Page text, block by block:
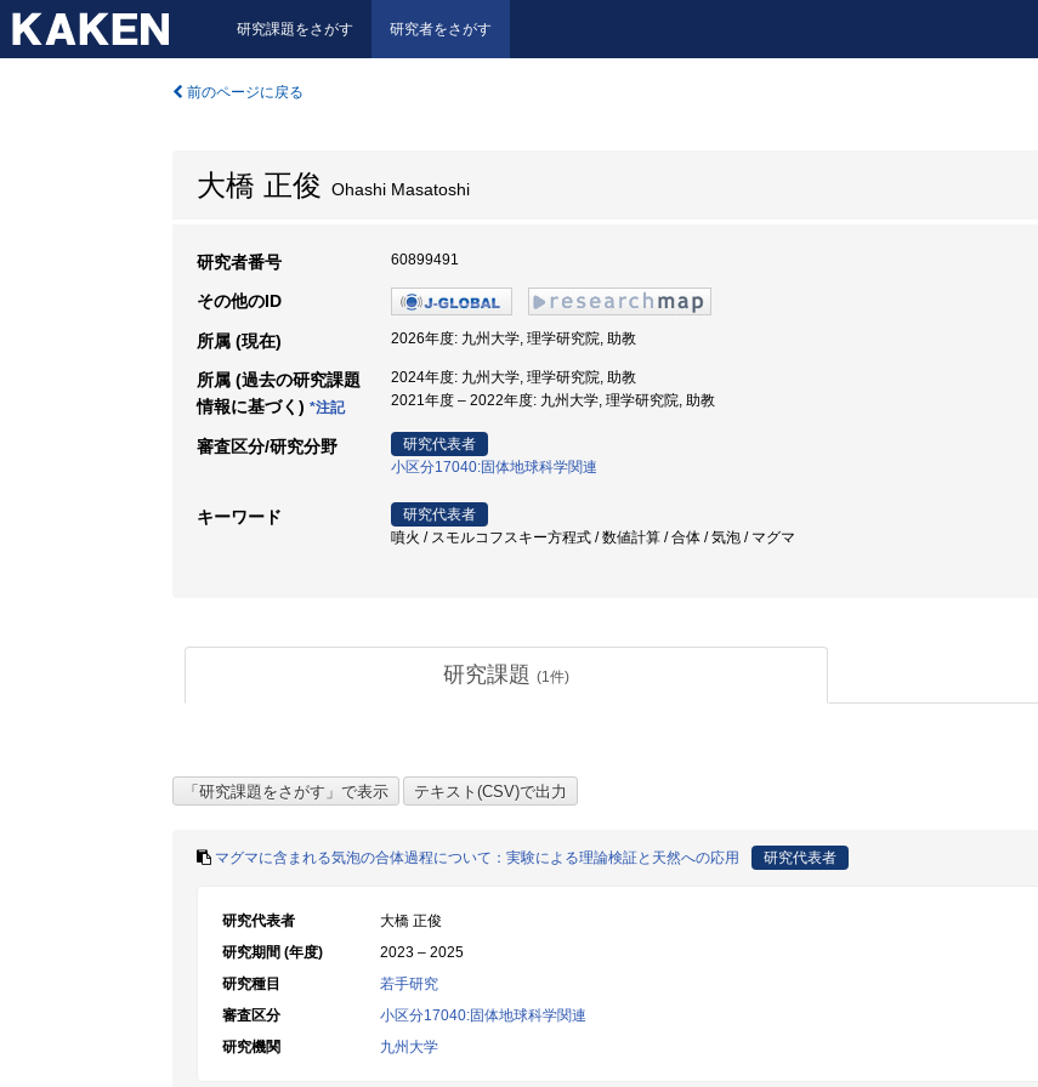
研究課題をさがす 研究者をさがす
前のページに戻る
大橋 正俊 Ohashi Masatoshi
研究者番号 60899491
その他のID
所属 (現在) 2026年度: 九州大学, 理学研究院, 助教
所属 (過去の研究課題
情報に基づく) *注記
2024年度: 九州大学, 理学研究院, 助教
2021年度 – 2022年度: 九州大学, 理学研究院, 助教
審査区分/研究分野
研究代表者
小区分17040:固体地球科学関連
キーワード
研究代表者
噴火 / スモルコフスキー方程式 / 数値計算 / 合体 / 気泡 / マグマ
研究課題 (1件)
マグマに含まれる気泡の合体過程について：実験による理論検証と天然への応用 研究代表者
研究代表者
大橋 正俊
研究期間 (年度)
2023 – 2025
研究種目
若手研究
審査区分
小区分17040:固体地球科学関連
研究機関
九州大学